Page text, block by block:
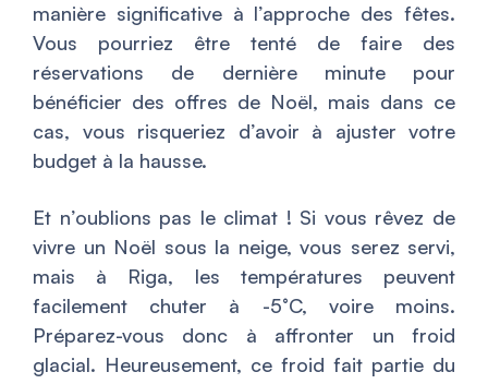
manière significative à l’approche des fêtes.
Vous pourriez être tenté de faire des
réservations de dernière minute pour
bénéficier des offres de Noël, mais dans ce
cas, vous risqueriez d’avoir à ajuster votre
budget à la hausse.
Et n’oublions pas le climat ! Si vous rêvez de
vivre un Noël sous la neige, vous serez servi,
mais à Riga, les températures peuvent
facilement chuter à -5°C, voire moins.
Préparez-vous donc à affronter un froid
glacial. Heureusement, ce froid fait partie du